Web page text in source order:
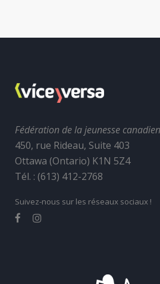
Fédération de la jeunesse
450, rue Rideau, Suite 403
Ottawa (Ontario) K1N 5Z4
Tél. : (613) 412-2768
Suivez-nous sur les réseaux sociaux !